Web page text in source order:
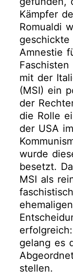
Kämpfer
Romualdi
geschickte
Amnestie
mit der
(MSI) ein
der
die Rolle
der USA
wurde
besetzt.
MSI als
gelang es
stellen.